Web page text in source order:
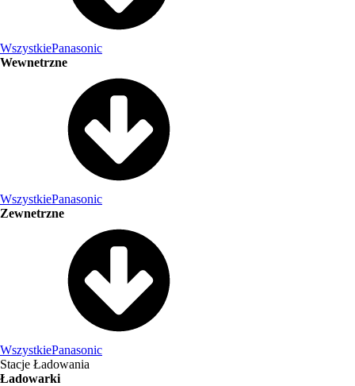
WszystkiePanasonic
Wewnetrzne
WszystkiePanasonic
Zewnetrzne
WszystkiePanasonic
Stacje Ładowania
Ładowarki